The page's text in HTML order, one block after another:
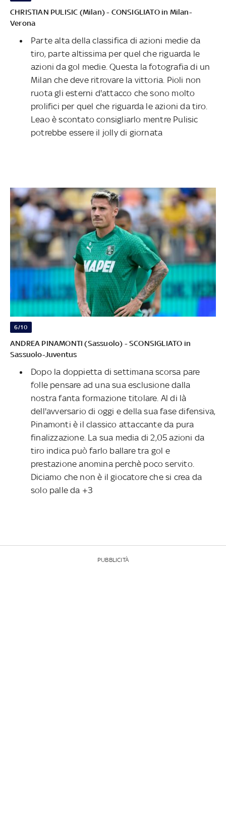
CHRISTIAN PULISIC (Milan) - CONSIGLIATO in Milan-
Verona
Parte alta della classifica di azioni medie da
tiro, parte altissima per quel che riguarda le
azioni da gol medie. Questa la fotografia di un
Milan che deve ritrovare la vittoria. Pioli non
ruota gli esterni d'attacco che sono molto
prolifici per quel che riguarda le azioni da tiro.
Leao è scontato consigliarlo mentre Pulisic
potrebbe essere il jolly di giornata
6/10
ANDREA PINAMONTI (Sassuolo) - SCONSIGLIATO in
Sassuolo-Juventus
Dopo la doppietta di settimana scorsa pare
folle pensare ad una sua esclusione dalla
nostra fanta formazione titolare. Al di là
dell'avversario di oggi e della sua fase difensiva,
Pinamonti è il classico attaccante da pura
finalizzazione. La sua media di 2,05 azioni da
tiro indica può farlo ballare tra gol e
prestazione anomina perchè poco servito.
Diciamo che non è il giocatore che si crea da
solo palle da +3
PUBBLICITÀ